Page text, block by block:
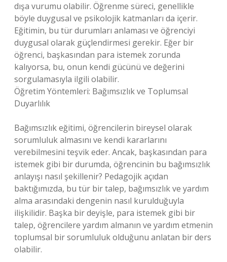
dışa vurumu olabilir. Öğrenme süreci, genellikle
böyle duygusal ve psikolojik katmanları da içerir.
Eğitimin, bu tür durumları anlaması ve öğrenciyi
duygusal olarak güçlendirmesi gerekir. Eğer bir
öğrenci, başkasından para istemek zorunda
kalıyorsa, bu, onun kendi gücünü ve değerini
sorgulamasıyla ilgili olabilir.
Öğretim Yöntemleri: Bağımsızlık ve Toplumsal
Duyarlılık
Bağımsızlık eğitimi, öğrencilerin bireysel olarak
sorumluluk almasını ve kendi kararlarını
verebilmesini teşvik eder. Ancak, başkasından para
istemek gibi bir durumda, öğrencinin bu bağımsızlık
anlayışı nasıl şekillenir? Pedagojik açıdan
baktığımızda, bu tür bir talep, bağımsızlık ve yardım
alma arasındaki dengenin nasıl kurulduğuyla
ilişkilidir. Başka bir deyişle, para istemek gibi bir
talep, öğrencilere yardım almanın ve yardım etmenin
toplumsal bir sorumluluk olduğunu anlatan bir ders
olabilir.